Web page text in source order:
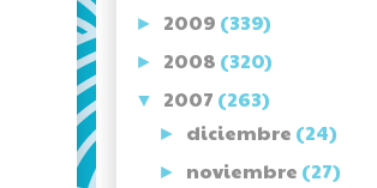
► 2009 (339)
► 2008 (320)
▼ 2007 (263)
► diciembre (24)
► noviembre (27)